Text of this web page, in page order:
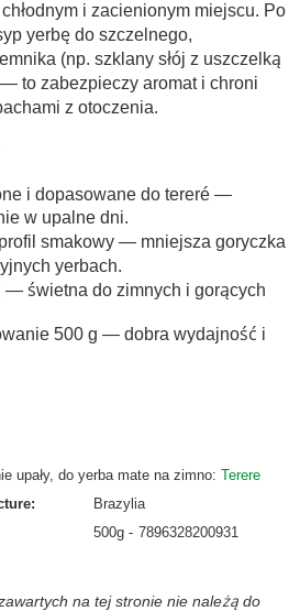
i zacienionym miejscu. Po
yerbę do szczelnego,
(np. szklany słój z uszczelką
— to zabezpieczy aromat i chroni
z otoczenia.
i dopasowane do tereré —
w upalne dni.
smakowy — mniejsza goryczka
yerbach.
— świetna do zimnych i gorących
500 g — dobra wydajność i
upały, do yerba mate na zimno: Terere
:
Brazylia
500g 7896328200931
na tej stronie nie należą do